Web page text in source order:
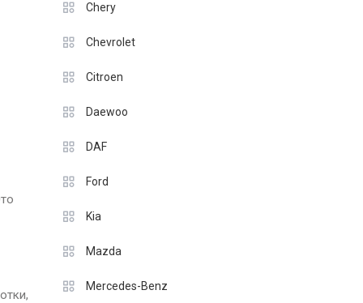
Chery
Chevrolet
Citroen
Daewoo
DAF
Ford
Kia
Mazda
Mercedes-Benz